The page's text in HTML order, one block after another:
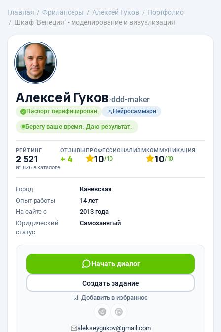
Главная Фрилансеры Алексей Гуков
Портфолио
Шкаф "Венеция" - моделирование и визуализация
Алексей Гуков›ddd-maker
Паспорт верифицирован Нейросаммари
Берегу ваше время. Даю результат.
РЕЙТИНГ
2 521
№ 826 в каталоге
ОТЗЫВЫ
4
ПРОФЕССИОНАЛИЗМ
10/10
КОММУНИКАЦИЯ
10/10
Город
Каневская
Опыт работы
14 лет
На сайте с
2013 года
Юридический
статус
Самозанятый
Начать диалог
alekseygukov@gmail.com
Создать задание
Добавить в избранное